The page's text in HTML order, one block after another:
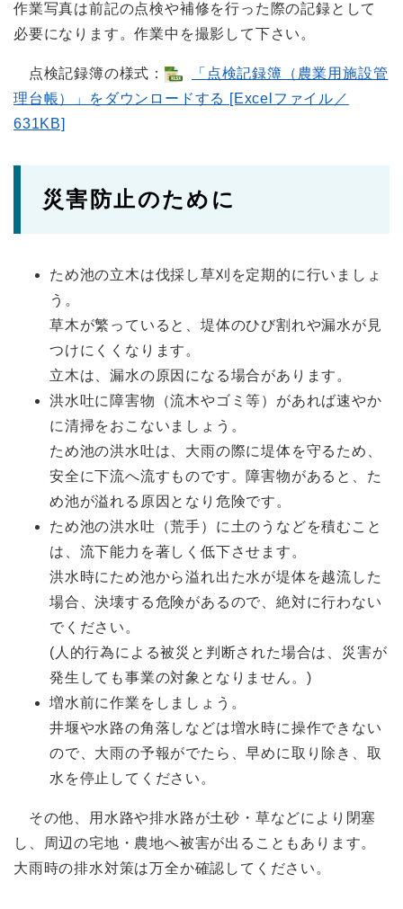
作業写真は前記の点検や補修を行った際の記録として
必要になります。作業中を撮影して下さい。
点検記録簿の様式：
「点検記録簿（農業用施設管
理台帳）」をダウンロードする [Excelファイル／
631KB]
災害防止のために
ため池の立木は伐採し草刈を定期的に行いましょ
う。
草木が繁っていると、堤体のひび割れや漏水が見
つけにくくなります。
立木は、漏水の原因になる場合があります。
洪水吐に障害物（流木やゴミ等）があれば速やか
に清掃をおこないましょう。
ため池の洪水吐は、大雨の際に堤体を守るため、
安全に下流へ流すものです。障害物があると、た
め池が溢れる原因となり危険です。
ため池の洪水吐（荒手）に土のうなどを積むこと
は、流下能力を著しく低下させます。
洪水時にため池から溢れ出た水が堤体を越流した
場合、決壊する危険があるので、絶対に行わない
でください。
(人的行為による被災と判断された場合は、災害が
発生しても事業の対象となりません。)
増水前に作業をしましょう。
井堰や水路の角落しなどは増水時に操作できない
ので、大雨の予報がでたら、早めに取り除き、取
水を停止してください。
その他、用水路や排水路が土砂・草などにより閉塞
し、周辺の宅地・農地へ被害が出ることもあります。
大雨時の排水対策は万全か確認してください。